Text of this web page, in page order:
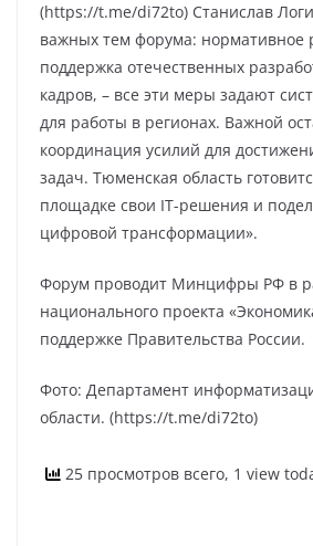
(https://t.me/di72to) Станислав
важных тем форума: нормативное
поддержка отечественных
кадров, – все эти меры задают
для работы в регионах. Важной
координация усилий для
задач. Тюменская область
площадке свои IT-решения и
цифровой трансформации».
Форум проводит Минцифры РФ в
национального проекта
поддержке Правительства России.
Фото: Департамент
области. (https://t.me/di72to)
25 просмотров всего, 1 view